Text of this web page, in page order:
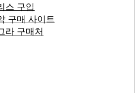
스 구입
구매 사이트
라 구매처